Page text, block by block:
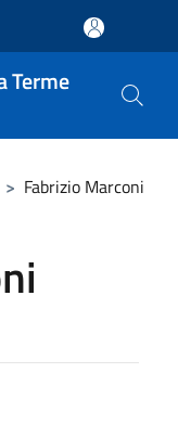
Terme
> Fabrizio Marconi